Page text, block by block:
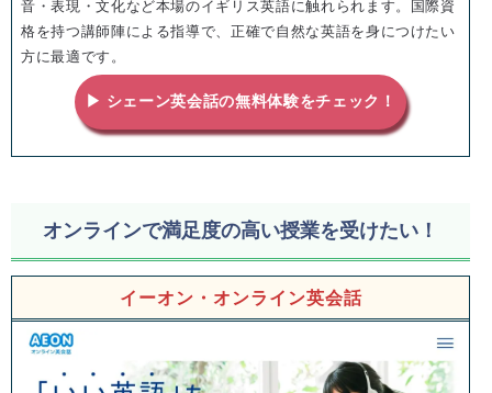
音・表現・文化など本場のイギリス英語に触れられます。国際資
格を持つ講師陣による指導で、正確で自然な英語を身につけたい
方に最適です。
▶ シェーン英会話の無料体験をチェック！
オンラインで満足度の高い授業を受けたい！
イーオン・オンライン英会話